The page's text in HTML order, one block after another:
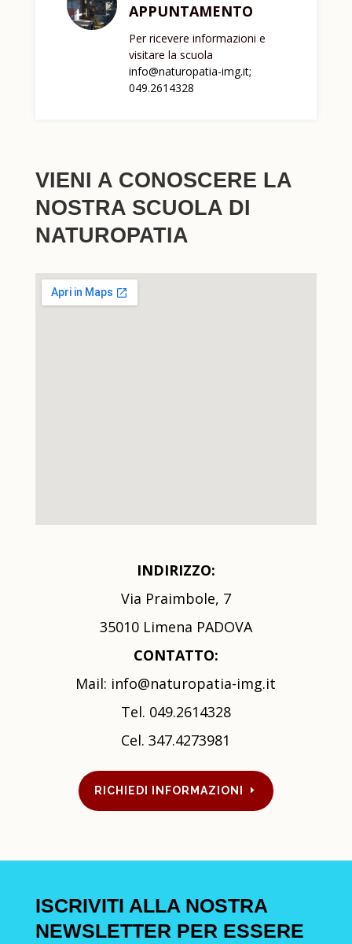
APPUNTAMENTO
Per ricevere informazioni e
visitare la scuola
info@naturopatia-img.it;
049.2614328
VIENI A CONOSCERE LA
NOSTRA SCUOLA DI
NATUROPATIA
INDIRIZZO:
Via Praimbole, 7
35010 Limena PADOVA
CONTATTO:
Mail: info@naturopatia-img.it
Tel. 049.2614328
Cel.347.4273981
RICHIEDI INFORMAZIONI
ISCRIVITI ALLA NOSTRA
NEWSLETTER PER ESSERE